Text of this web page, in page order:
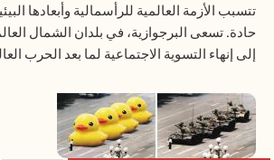
تتسبب الأزمة العالمية للرأسمالية وأبعادها
حادة. تسعى البرجوازية، في بلدان الشمال
إلى إنهاء التسوية الاجتماعية لما بعد الحرب